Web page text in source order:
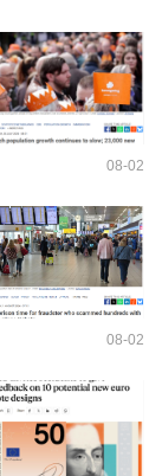
08-02
08-02